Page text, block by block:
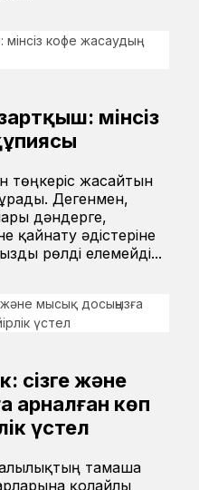
мінсіз
төңкеріс жасайтын
Дегенмен,
дәндерге,
қайнату әдістеріне
рөлді елемейді...
сізге және
арналған көп
үстел
тамаша
қолайлы